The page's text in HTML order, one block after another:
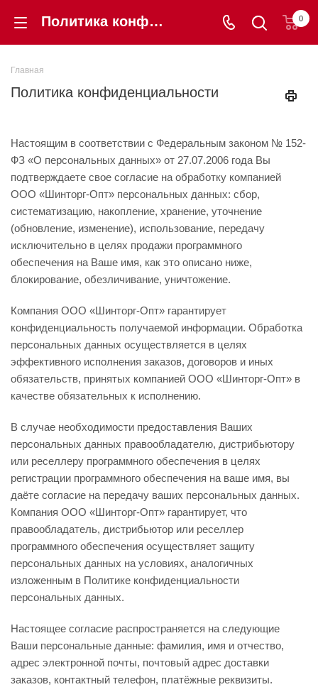
Политика конфиденциальности 0
Главная
Политика конфиденциальности
Настоящим в соответствии с Федеральным законом № 152-
ФЗ «О персональных данных» от 27.07.2006 года Вы
подтверждаете свое согласие на обработку компанией
ООО «Шинторг-Опт» персональных данных: сбор,
систематизацию, накопление, хранение, уточнение
(обновление, изменение), использование, передачу
исключительно в целях продажи программного
обеспечения на Ваше имя, как это описано ниже,
блокирование, обезличивание, уничтожение.
Компания ООО «Шинторг-Опт» гарантирует
конфиденциальность получаемой информации. Обработка
персональных данных осуществляется в целях
эффективного исполнения заказов, договоров и иных
обязательств, принятых компанией ООО «Шинторг-Опт» в
качестве обязательных к исполнению.
В случае необходимости предоставления Ваших
персональных данных правообладателю, дистрибьютору
или реселлеру программного обеспечения в целях
регистрации программного обеспечения на ваше имя, вы
даёте согласие на передачу ваших персональных данных.
Компания ООО «Шинторг-Опт» гарантирует, что
правообладатель, дистрибьютор или реселлер
программного обеспечения осуществляет защиту
персональных данных на условиях, аналогичных
изложенным в Политике конфиденциальности
персональных данных.
Настоящее согласие распространяется на следующие
Ваши персональные данные: фамилия, имя и отчество,
адрес электронной почты, почтовый адрес доставки
заказов, контактный телефон, платёжные реквизиты.